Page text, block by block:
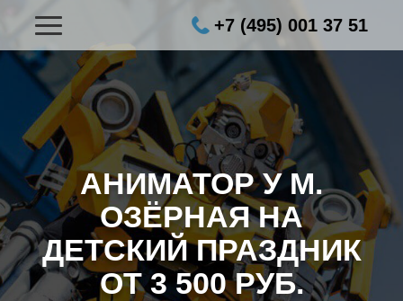
+7 (495) 001 37 51
АНИМАТОР У М.
ОЗЁРНАЯ НА
ДЕТСКИЙ ПРАЗДНИК
ОТ 3 500 РУБ.